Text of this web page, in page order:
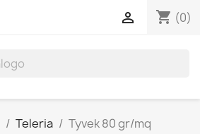
shopping_cart (0)

Teleria
Tyvek 80 gr/mq